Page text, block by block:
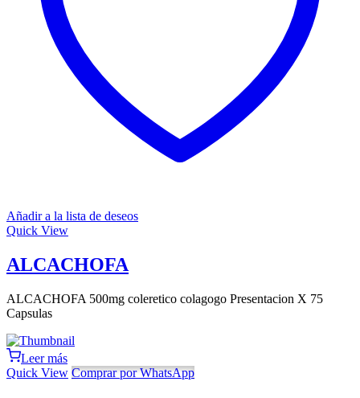
Añadir a la lista de deseos
Quick View
ALCACHOFA
ALCACHOFA 500mg coleretico colagogo Presentacion X 75
Capsulas
Leer más
Quick View Comprar por WhatsApp